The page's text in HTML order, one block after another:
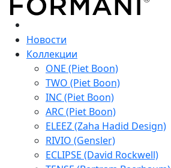
Новости
Коллекции
ONE (Piet Boon)
TWO (Piet Boon)
INC (Piet Boon)
ARC (Piet Boon)
ELEEZ (Zaha Hadid Design)
RIVIO (Gensler)
ECLIPSE (David Rockwell)